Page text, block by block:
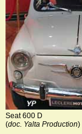
Seat 600 D
(doc. Yalta Production)